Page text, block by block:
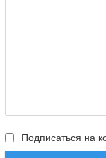
Подписаться на